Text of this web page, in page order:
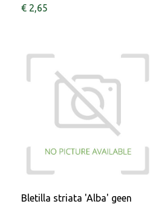
€ 2,65
Bletilla striata 'Alba' geen